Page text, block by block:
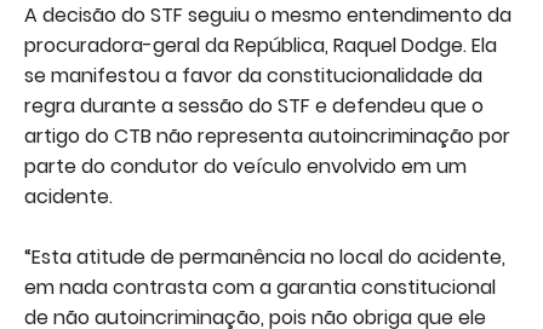
A decisão do STF seguiu o mesmo entendimento da
procuradora-geral da República, Raquel Dodge. Ela
se manifestou a favor da constitucionalidade da
regra durante a sessão do STF e defendeu que o
artigo do CTB não representa autoincriminação por
parte do condutor do veículo envolvido em um
acidente.
“Esta atitude de permanência no local do acidente,
em nada contrasta com a garantia constitucional
de não autoincriminação, pois não obriga que ele